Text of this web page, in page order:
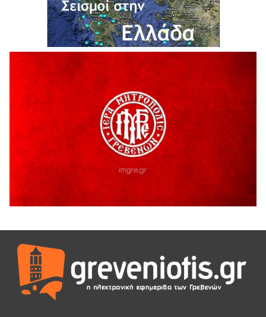
ΑΗ ΛΑΟΣ | 5 Αυγούστου | Υπαίθριο Θέατρο “Καστράκι”,
5 Αυγούστου 2026
41η Γιορτή Κρασιού στο Τρίκωμο – «Γιορτή Παράδοσης»
5 Αυγούστου 2026
ΜΟΡΙΟΔΟΤΟΥΜΕΝΑ ΣΕΜΙΝΑΡΙΑ ΑΠΟ ΤΟ ΠΑΝΕΠΙΣΤΗΜΙΟ
ΠΕΙΡΑΙΑ
ΕΥΧΑΡΙΣΤΙΕΣ Φυσιολατρικού Συλλόγου Γρεβενών
4 Αυγούστου 2026
Έκτακτη χρηματοδότηση 400.000€ για επιπλέον εργασίες
στο Δημοτικό Στάδιο Γρεβενών «Μίλτος Τεντόγλου»
4 Αυγούστου 2026
4 Αυγούστου 2026
Ολοσχερής καταστροφή κατοικίας από πυρκαγιά στην
Καληράχη Γρεβενών
3 Αυγούστου 2026
ΚΑΤΑΓΡΑΦΗ ΤΕΚΜΗΡΙΩΣΗ ΚΑΙ ΨΗΦΙΟΠΟΙΗΣΗ ΤΩΝ